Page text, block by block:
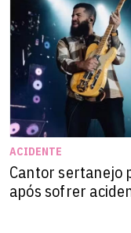
ACIDENTE
Cantor sertanejo
após sofrer